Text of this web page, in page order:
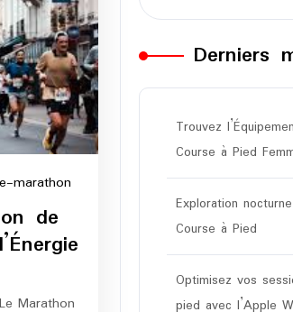
marathon
de
Marathon
Derniers
Trouvez
Course à Pied
Exploration
Course à Pied
Optimisez vos
pied avec l’Apple